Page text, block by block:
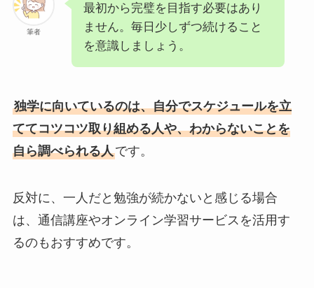
筆者
最初から完璧を目指す必要はあり
ません。毎日少しずつ続けること
を意識しましょう。
独学に向いているのは、自分でスケジュールを立
ててコツコツ取り組める人や、わからないことを
自ら調べられる人です。
反対に、一人だと勉強が続かないと感じる場合
は、通信講座やオンライン学習サービスを活用す
るのもおすすめです。